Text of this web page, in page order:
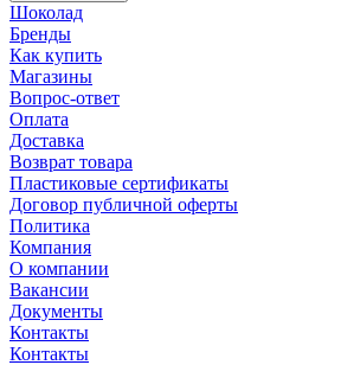
Шоколад
Бренды
Как купить
Магазины
Вопрос-ответ
Оплата
Доставка
Возврат товара
Пластиковые сертификаты
Договор публичной оферты
Политика
Компания
О компании
Вакансии
Документы
Контакты
Контакты